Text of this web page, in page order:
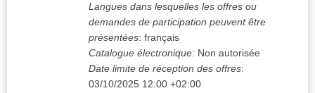
Langues dans lesquelles les offres ou
demandes de participation peuvent être
présentées: français
Catalogue électronique: Non autorisée
Date limite de réception des offres:
03/10/2025 12:00 +02:00